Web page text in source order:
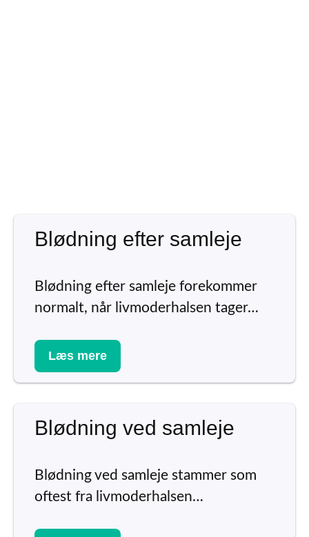
Blødning efter samleje
Blødning efter samleje forekommer
normalt, når livmoderhalsen tager…
Læs mere
Blødning ved samleje
Blødning ved samleje stammer som
oftest fra livmoderhalsen…